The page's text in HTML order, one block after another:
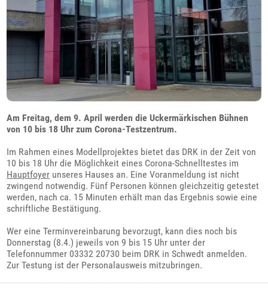
Am Freitag, dem 9. April werden die Uckermärkischen Bühnen
von 10 bis 18 Uhr zum Corona-Testzentrum.
Im Rahmen eines Modellprojektes bietet das DRK in der Zeit von
10 bis 18 Uhr die Möglichkeit eines Corona-Schnelltestes im
Hauptfoyer unseres Hauses an. Eine Voranmeldung ist nicht
zwingend notwendig. Fünf Personen können gleichzeitig getestet
werden, nach ca. 15 Minuten erhält man das Ergebnis sowie eine
schriftliche Bestätigung.
Wer eine Terminvereinbarung bevorzugt, kann dies noch bis
Donnerstag (8.4.) jeweils von 9 bis 15 Uhr unter der
Telefonnummer 03332 20730 beim DRK in Schwedt anmelden.
Zur Testung ist der Personalausweis mitzubringen.